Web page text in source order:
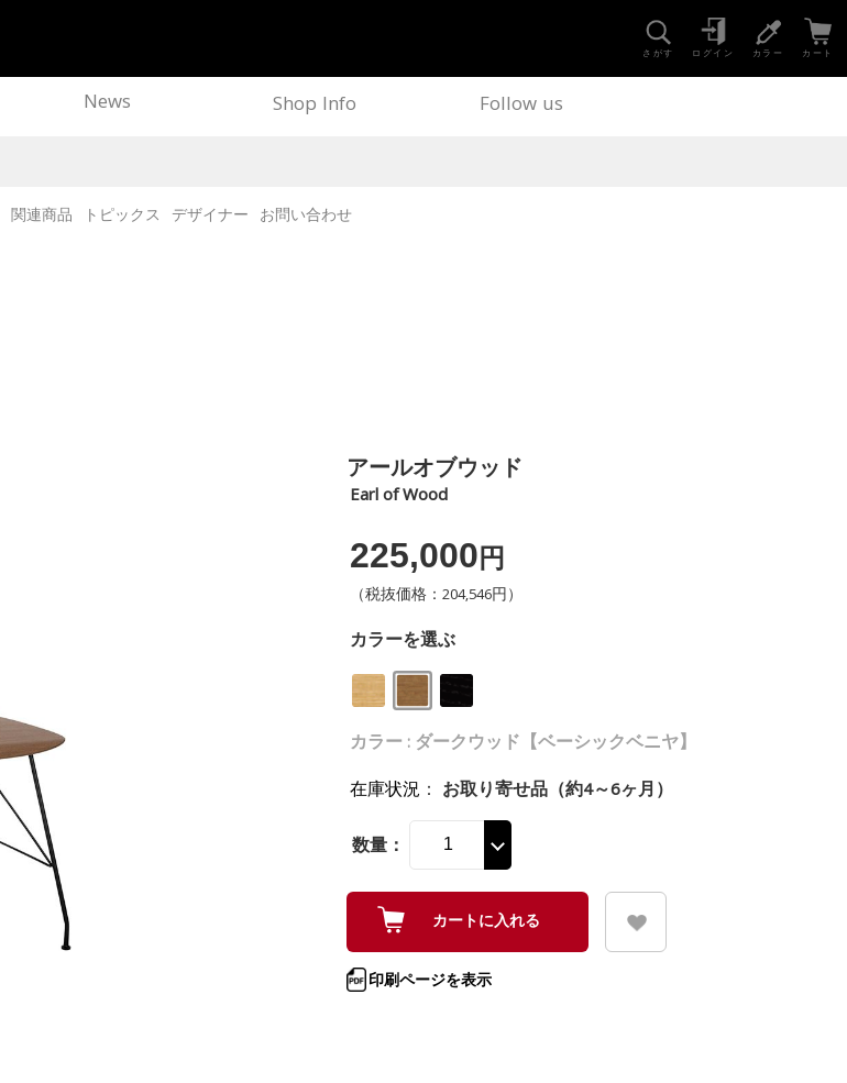
さがす ログイン カラー カート
News Shop Info Follow us
関連商品 トピックス デザイナー お問い合わせ
アールオブウッド
Earl of Wood
225,000 円
（税抜価格：204,546円）
カラーを選ぶ
カラー : ダークウッド【ベーシックベニヤ】
在庫状況 ： お取り寄せ品（約4～6ヶ月）
数量：
印刷ページを表示